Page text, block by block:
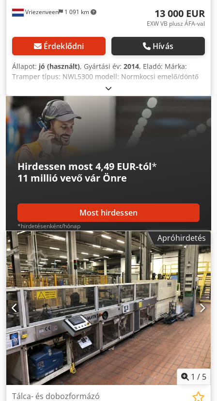
Vriezenveen 1 091 km 13 000 EUR
EXW VB plusz ÁFA-val
Érdeklődni Hívás
Állapot: jó (használt), Gyártási év: 2014, Eladó: Márka:
Tramper típus: NWL5300 modell: Normkocsi emelő/döntő
űrtartalom: 200 liter pneumatika: Festo méretek (hossz x
szélesség x magasság): 1200 mm x 1570 mm x 5500 mm
Chsdjx H Smpepfx Aa Doa tömeg: 1000 kg komplett
rozsdamentes acél kivitel Tartalmaz 3 db 200 literes
Normkocsit. Az emelő/döntő a helyszínen megtekinthető.
Szállítás megegyezés szerint. Az ár tartalmazza a rakodást
szállításhoz. Ha bármilyen kérdése vagy észrevétele van,
kérem jelezze. Üdvözlettel, Leo Holland
Hirdessen most 4,49 EUR-tól*
11 millió vevővár Önre
Most hirdessen
*hirdetésenként/hónap
Apróhirdetés
1 / 5
Tálca- és dobozformázó